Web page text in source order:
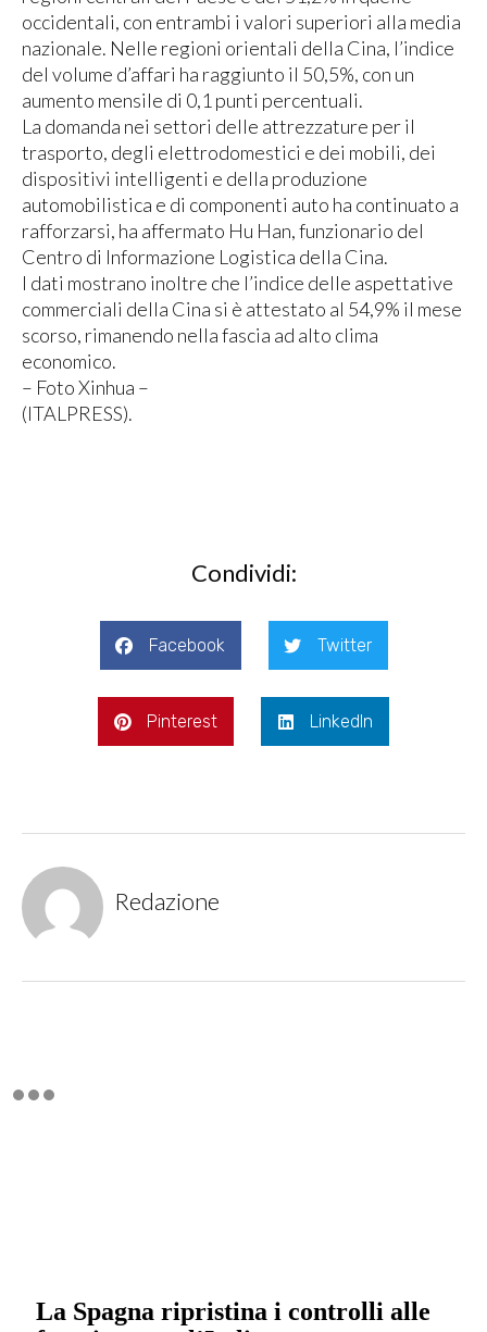
occidentali, con entrambi i valori superiori alla media
nazionale. Nelle regioni orientali della Cina, l’indice
del volume d’affari ha raggiunto il 50,5%, con un
aumento mensile di 0,1 punti percentuali.
La domanda nei settori delle attrezzature per il
trasporto, degli elettrodomestici e dei mobili, dei
dispositivi intelligenti e della produzione
automobilistica e di componenti auto ha continuato a
rafforzarsi, ha affermato Hu Han, funzionario del
Centro di Informazione Logistica della Cina.
I dati mostrano inoltre che l’indice delle aspettative
commerciali della Cina si è attestato al 54,9% il mese
scorso, rimanendo nella fascia ad alto clima
economico.
– Foto Xinhua –
(ITALPRESS).
Condividi:
Facebook Twitter
Pinterest LinkedIn
Redazione
La Spagna ripristina i controlli alle